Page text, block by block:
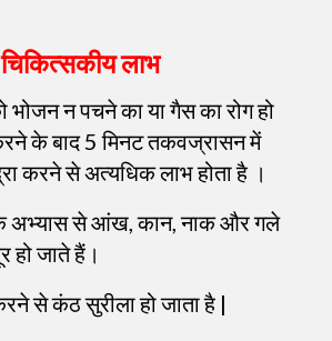
चिकित्सकीय लाभ
भोजन न पचने का या गैस का रोग हो
के बाद 5 मिनट तकवज्रासन में
करने से अत्यधिक लाभ होता है ।
के अभ्यास से आंख, कान, नाक और गले
हो जाते हैं।
से कंठ सुरीला हो जाता है |